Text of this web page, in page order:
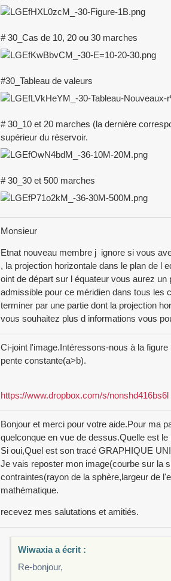
# 30_Cas de 10, 20 ou 30 marches
#30_Tableau de valeurs
# 30_10 et 20 marches (la dernière
supérieur du réservoir.
# 30_30 et 500 marches
Monsieur
Etnat nouveau membre j ignore si vous
, la projection horizontale dans le plan de l
oint de départ sur l équateur vous aurez
admissible pour ce méridien dans tous les
terminer par une partie dont la projection
vous souhaitez plus d informations vous
Ci-joint l'image.Intéressons-nous à la
pente constante(a>b).
https://www.dropbox.com/s/
Bonjour et merci pour votre aide.Pour ma
quelconque en vue de dessus.Quelle est
Si oui,Quel est son tracé GRAPHIQUE
Je vais reposter mon image(courbe sur la
contraintes(rayon de la sphère,largeur de
mathématique.
recevez mes salutations et amitiés.
Wiwaxia a écrit :
Re-bonjour,